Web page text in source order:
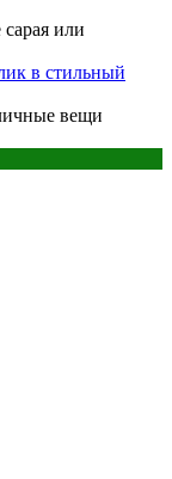
или
в стильный
вещи